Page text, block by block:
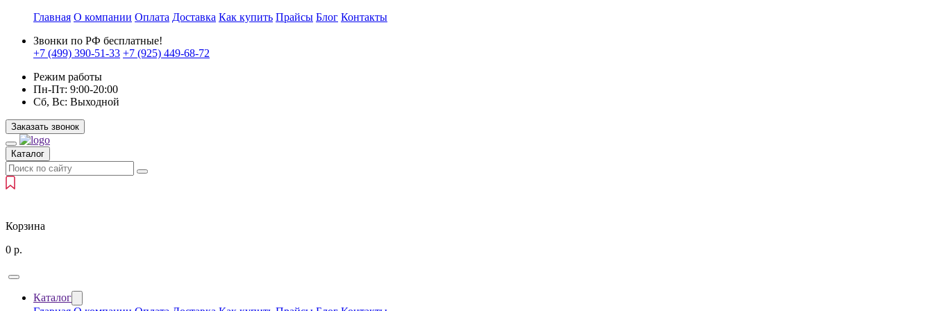
Главная О компании Оплата Доставка Как купить Прайсы Блог Контакты
Звонки по РФ бесплатные!
+7 (499) 390-51-33 +7 (925) 449-68-72
Режим работы
Пн-Пт: 9:00-20:00
Сб, Вс: Выходной
Заказать звонок
Каталог
Корзина
0 р.
Каталог